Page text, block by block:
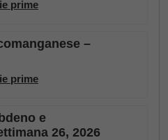
prime
–
prime
e
26, 2026